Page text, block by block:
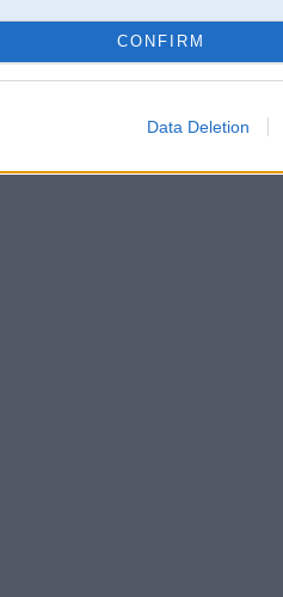
CONFIRM
Data Deletion